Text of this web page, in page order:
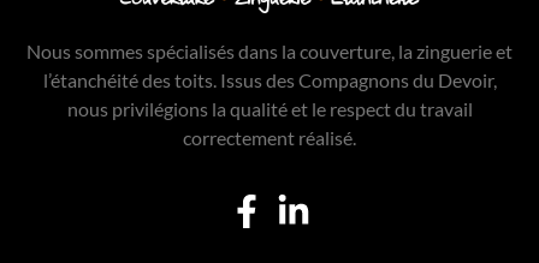
Nous sommes spécialisés dans la couverture, la zinguerie et
l’étanchéité des toits. Issus des Compagnons du Devoir,
nous privilégions la qualité et le respect du travail
correctement réalisé.